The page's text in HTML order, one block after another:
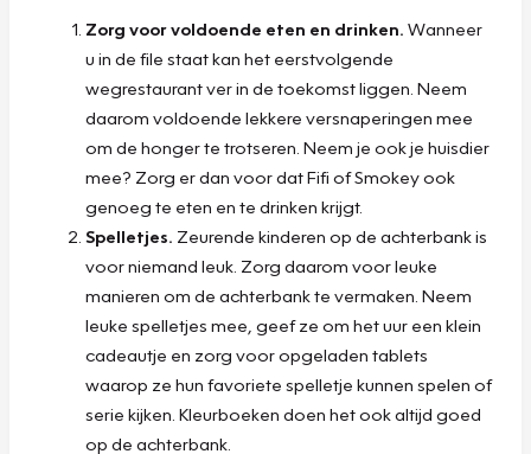
Zorg voor voldoende eten en drinken. Wanneer
u in de file staat kan het eerstvolgende
wegrestaurant ver in de toekomst liggen. Neem
daarom voldoende lekkere versnaperingen mee
om de honger te trotseren. Neem je ook je huisdier
mee? Zorg er dan voor dat Fifi of Smokey ook
genoeg te eten en te drinken krijgt.
Spelletjes. Zeurende kinderen op de achterbank is
voor niemand leuk. Zorg daarom voor leuke
manieren om de achterbank te vermaken. Neem
leuke spelletjes mee, geef ze om het uur een klein
cadeautje en zorg voor opgeladen tablets
waarop ze hun favoriete spelletje kunnen spelen of
serie kijken. Kleurboeken doen het ook altijd goed
op de achterbank.